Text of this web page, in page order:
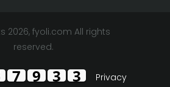
2026, fyoli.com All rights
reserved.
8 1 5 8
Privacy